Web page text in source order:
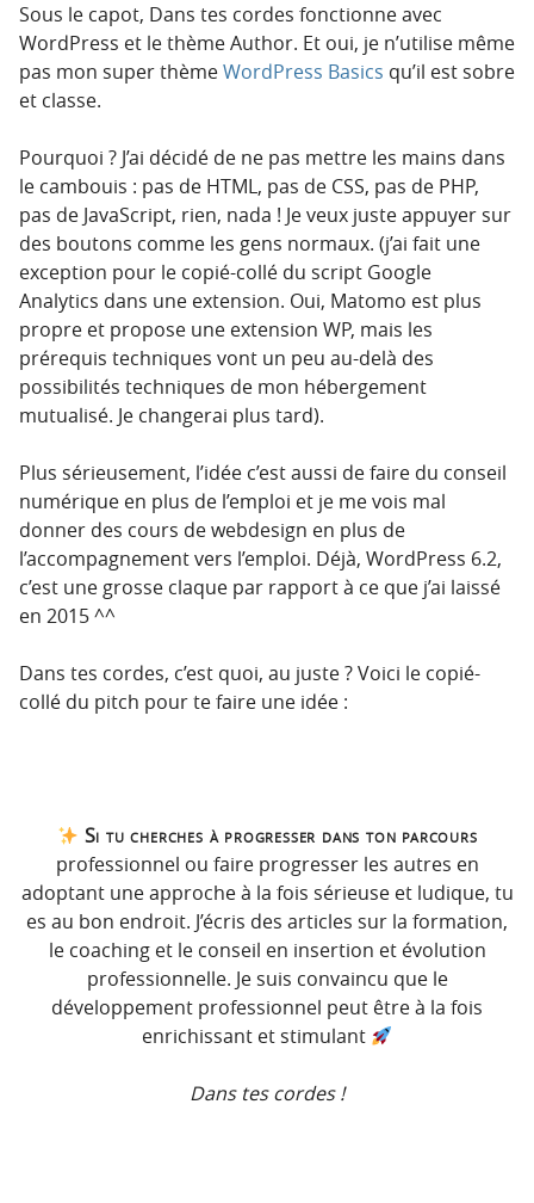
Sous le capot, Dans tes cordes fonctionne avec
WordPress et le thème Author. Et oui, je n’utilise même
pas mon super thèmeWordPress Basics qu’il est sobre
et classe.
Pourquoi ? J’ai décidé de ne pas mettre les mains dans
le cambouis : pas de HTML, pas de CSS, pas de PHP,
pas de JavaScript, rien, nada ! Je veux juste appuyer sur
des boutons comme les gens normaux. (j’ai fait une
exception pour le copié-collé du script Google
Analytics dans une extension. Oui, Matomo est plus
propre et propose une extension WP, mais les
prérequis techniques vont un peu au-delà des
possibilités techniques de mon hébergement
mutualisé. Je changerai plus tard).
Plus sérieusement, l’idée c’est aussi de faire du conseil
numérique en plus de l’emploi et je me vois mal
donner des cours de webdesign en plus de
l’accompagnement vers l’emploi. Déjà, WordPress 6.2,
c’est une grosse claque par rapport à ce que j’ai laissé
en 2015 ^^
Dans tes cordes, c’est quoi, au juste ? Voici le copié-
collé du pitch pour te faire une idée :
Si tu cherches à progresser dans ton parcours
professionnel ou faire progresser les autres en
adoptant une approche à la fois sérieuse et ludique, tu
es au bon endroit. J’écris des articles sur la formation,
le coaching et le conseil en insertion et évolution
professionnelle. Je suis convaincu que le
développement professionnel peut être à la fois
enrichissant et stimulant
Dans tes cordes !